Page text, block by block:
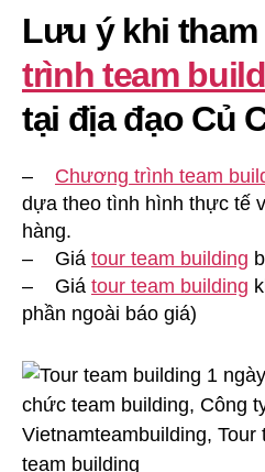
Lưu ý khi tham
trình team
tại địa đạo Củ
– Chương trình team
dựa theo tình hình thực tế
hàng.
– Giá tour team building
– Giá tour team building
phần ngoài báo giá)